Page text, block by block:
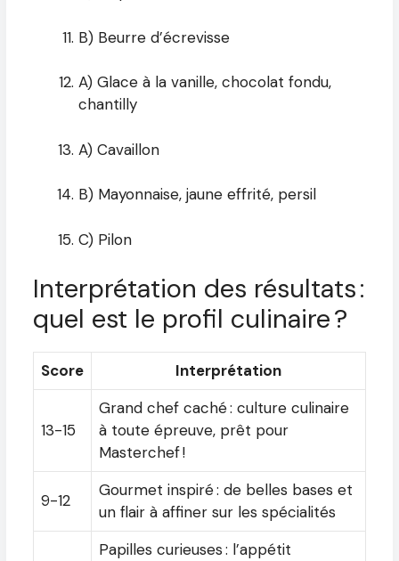
B) Beurre d’écrevisse
A) Glace à la vanille, chocolat fondu,
chantilly
A) Cavaillon
B) Mayonnaise, jaune effrité, persil
C) Pilon
Interprétation des résultats :
quel est le profil culinaire ?
Score Interprétation
13-15
Grand chef caché : culture culinaire
à toute épreuve, prêt pour
Masterchef !
9-12
Gourmet inspiré : de belles bases et
un flair à affiner sur les spécialités
Papilles curieuses : l’appétit